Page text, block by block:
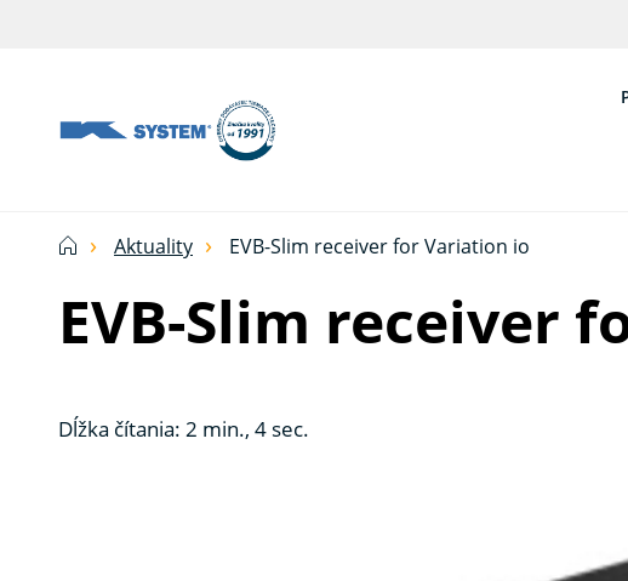
technika
domácnosť
Ksystem
Aktuality EVB-Slim receiver for Variation io
EVB-Slim receiver
Dĺžka čítania: 2 min., 4 sec.